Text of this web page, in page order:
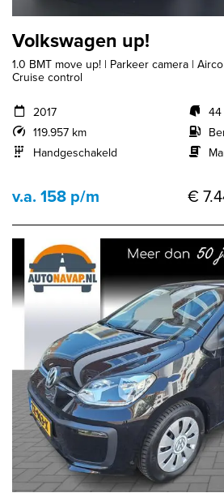
Volkswagen up!
1.0 BMT move up! | Parkeer camera |
Cruise control
2017
119.957 km
Handgeschakeld
44
v.a. 158 p/m €